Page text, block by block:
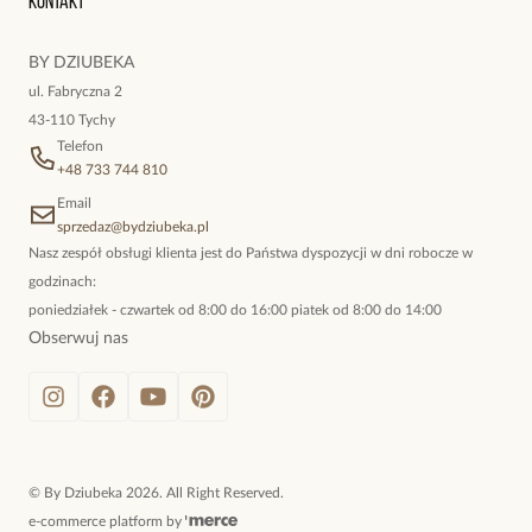
BY DZIUBEKA
ul. Fabryczna 2
43-110 Tychy
Telefon
+48 733 744 810
Email
sprzedaz@bydziubeka.pl
Nasz zespół obsługi klienta jest do Państwa dyspozycji w dni robocze w
godzinach:
poniedziałek - czwartek od 8:00 do 16:00 piatek od 8:00 do 14:00
Obserwuj nas
© By Dziubeka 2026. All Right Reserved.
e-commerce platform by